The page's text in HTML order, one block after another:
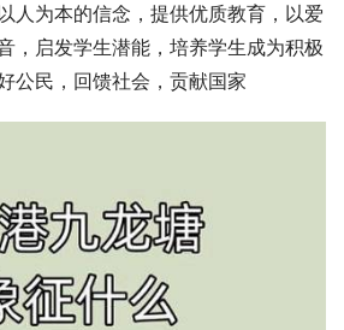
人为本的信念，提供优质教育，以爱
，启发学生潜能，培养学生成为积极
公民，回馈社会，贡献国家